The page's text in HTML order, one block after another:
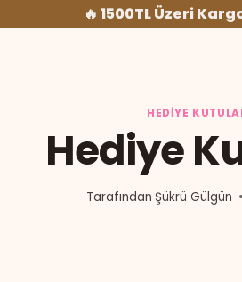
geç
🔥 1500TL Üzeri
HEDIYE
Hediye
Tarafından Şükrü Gülgün